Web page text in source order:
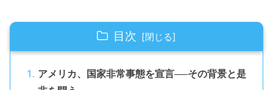
目次
アメリカ、国家非常事態を宣言──その背景と是